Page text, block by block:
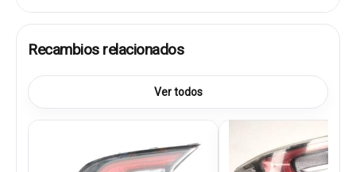
Recambios relacionados
Ver todos